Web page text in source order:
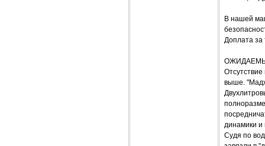
В нашей
Доплата за
выше.
динамики и
Судя по